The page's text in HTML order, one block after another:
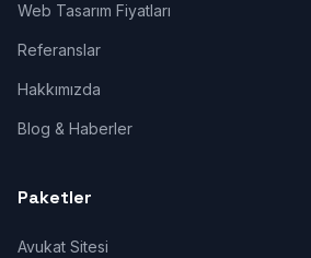
Web Tasarım Fiyatları
Referanslar
Hakkımızda
Blog & Haberler
Paketler
Avukat Sitesi